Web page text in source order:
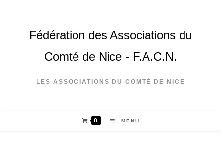
Fédération des Associations du
Comté de Nice - F.A.C.N.
LES ASSOCIATIONS DU COMTÉ DE NICE
0 MENU